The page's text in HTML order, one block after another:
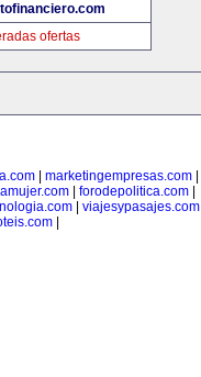
ofertas
| marketingempresas.com|
forodepolitica.com
viajesypasajes.com